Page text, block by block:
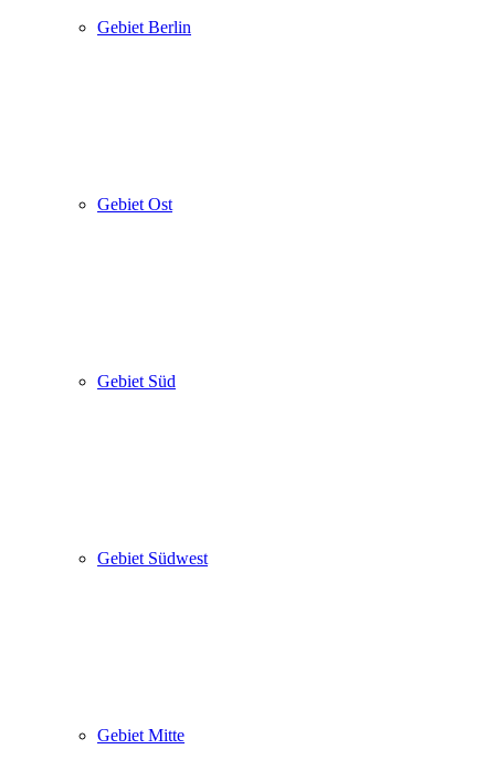
Gebiet Berlin
Gebiet Ost
Gebiet Süd
Gebiet Südwest
Gebiet Mitte